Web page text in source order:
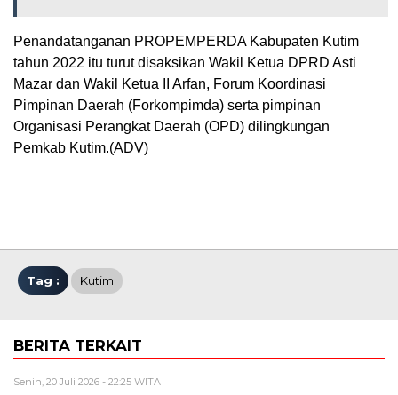
Penandatanganan PROPEMPERDA Kabupaten Kutim
tahun 2022 itu turut disaksikan Wakil Ketua DPRD Asti
Mazar dan Wakil Ketua II Arfan, Forum Koordinasi
Pimpinan Daerah (Forkompimda) serta pimpinan
Organisasi Perangkat Daerah (OPD) dilingkungan
Pemkab Kutim.(ADV)
Tag : Kutim
BERITA TERKAIT
Senin, 20 Juli 2026 - 22:25 WITA